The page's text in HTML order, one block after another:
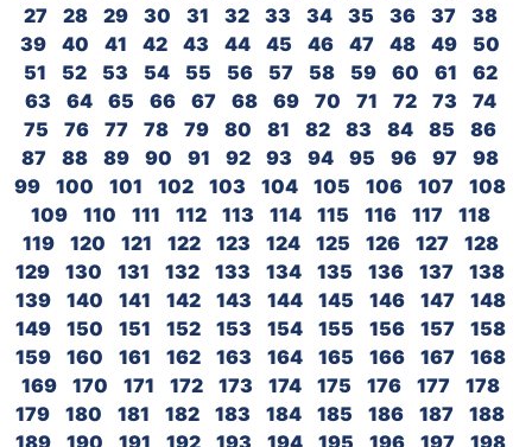
27
28 29 30 31 32 33 34 35 36 37
38
39
40 41 42 43 44 45 46 47 48 49
50
51
52 53 54 55 56 57 58 59 60 61
62
63
64 65 66 67 68 69 70 71 72 73
74
75
76 77 78 79 80 81 82 83 84 85
86
87
88 89 90 91 92 93 94 95 96 97
98
99
100 101 102 103 104 105 106 107
108
109
110 111 112 113 114 115 116 117
118
119
120 121 122 123 124 125 126 127
128
129
130 131 132 133 134 135 136 137
138
139
140 141 142 143 144 145 146 147
148
149
150 151 152 153 154 155 156 157
158
159
160 161 162 163 164 165 166 167
168
169
170 171 172 173 174 175 176 177
178
179
180 181 182 183 184 185 186 187
188
189
190 191 192 193 194 195 196 197
198